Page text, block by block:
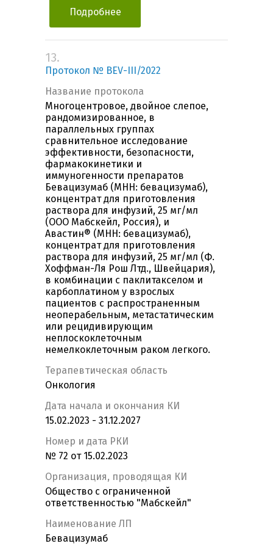
Подробнее
13.
Протокол № BEV-III/2022
Название протокола
Многоцентровое, двойное слепое,
рандомизированное, в
параллельных группах
сравнительное исследование
эффективности, безопасности,
фармакокинетики и
иммуногенности препаратов
Бевацизумаб (МНН: бевацизумаб),
концентрат для приготовления
раствора для инфузий, 25 мг/мл
(ООО Мабскейл, Россия), и
Авастин® (МНН: бевацизумаб),
концентрат для приготовления
раствора для инфузий, 25 мг/мл (Ф.
Хоффман-Ля Рош Лтд., Швейцария),
в комбинации с паклитакселом и
карбоплатином у взрослых
пациентов с распространенным
неоперабельным, метастатическим
или рецидивирующим
неплоскоклеточным
немелкоклеточным раком легкого.
Терапевтическая область
Онкология
Дата начала и окончания КИ
15.02.2023 - 31.12.2027
Номер и дата РКИ
№ 72 от 15.02.2023
Организация, проводящая КИ
Общество с ограниченной
ответственностью "Мабскейл"
Наименование ЛП
Бевацизумаб